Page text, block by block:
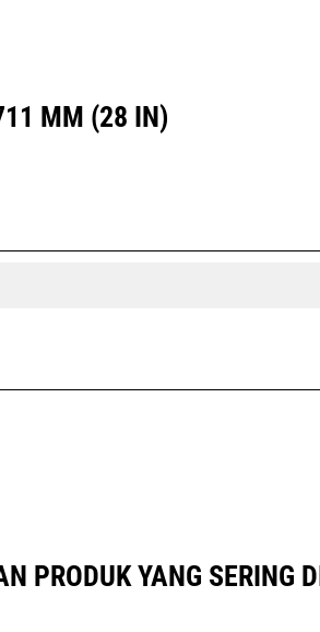
MM (28 IN)
PRODUK YANG SERING